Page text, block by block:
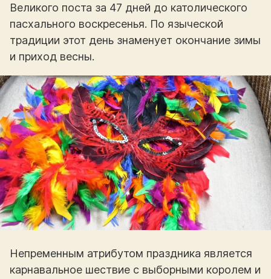
Великого поста за 47 дней до католического
пасхального воскресенья. По языческой
традиции этот день знаменует окончание зимы
и приход весны.
Непременным атрибутом праздника является
карнавальное шествие с выборными королем и